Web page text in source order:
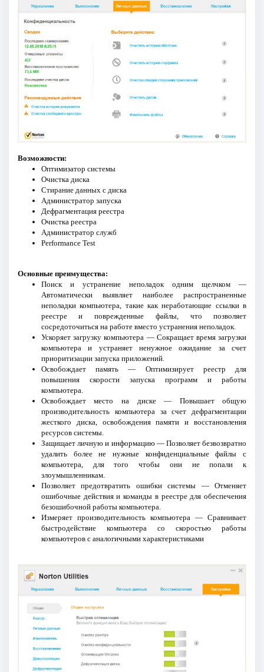
Возможности:
Оптимизатор системы
Очистка диска
Стирание данных с диска
Администратор запуска
Дефрагментация реестра
Очистка реестра
Администратор служб
Performance Test
Основные преимущества:
Поиск и устранение неполадок одним щелчком —
Автоматически выявляет наиболее распространенные
неполадки компьютера, такие как неработающие ссылки в
реестре и поврежденные файлы, что позволяет
сосредоточиться на работе вместо устранения неполадок.
Ускоряет загрузку компьютера — Сокращает время загрузки
компьютера и устраняет ненужное ожидание за счет
приоритизации запуска приложений.
Освобождает память — Оптимизирует реестр для
повышения скорости запуска программ и работы
компьютера.
Освобождает место на диске — Повышает общую
производительность компьютера за счет дефрагментации
жесткого диска, освобождения памяти и восстановления
ресурсов системы.
Защищает личную и информацию — Позволяет безвозвратно
удалить более не нужные конфиденциальные файлы с
компьютера, для того чтобы они не попали к
злоумышленникам.
Позволяет предотвратить ошибки системы — Отменяет
ошибочные действия и команды в реестре для обеспечения
безошибочной работы компьютера.
Измеряет производительность компьютера — Сравнивает
быстродействие компьютера со скоростью работы
компьютеров с аналогичными характеристиками